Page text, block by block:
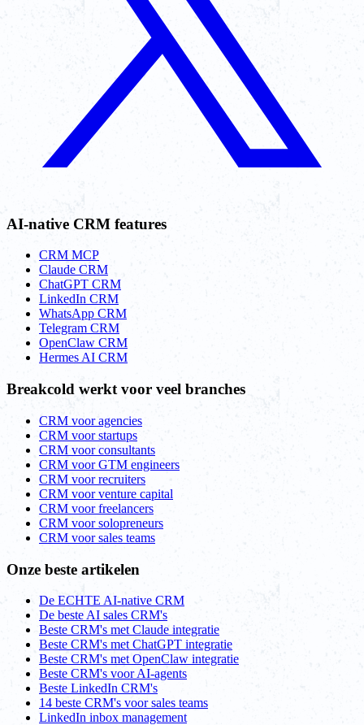
AI-native CRM features
CRM MCP
Claude CRM
ChatGPT CRM
LinkedIn CRM
WhatsApp CRM
Telegram CRM
OpenClaw CRM
Hermes AI CRM
Breakcold werkt voor veel branches
CRM voor agencies
CRM voor startups
CRM voor consultants
CRM voor GTM engineers
CRM voor recruiters
CRM voor venture capital
CRM voor freelancers
CRM voor solopreneurs
CRM voor sales teams
Onze beste artikelen
De ECHTE AI-native CRM
De beste AI sales CRM's
Beste CRM's met Claude integratie
Beste CRM's met ChatGPT integratie
Beste CRM's met OpenClaw integratie
Beste CRM's voor AI-agents
Beste LinkedIn CRM's
14 beste CRM's voor sales teams
LinkedIn inbox management